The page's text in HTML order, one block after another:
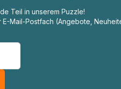
Teil in unserem Puzzle!
E-Mail-Postfach (Angebote,